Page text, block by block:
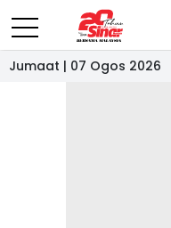
Jumaat | 07 Ogos 2026